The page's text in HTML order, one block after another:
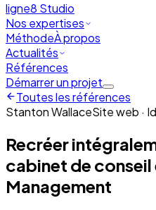
ligne8 Studio
Nos expertises
MéthodeÀ propos
Actualités
Références
Démarrer un projet
Toutes les références
Stanton WallaceSite web ·
Recréer
cabinet de conseil
Management